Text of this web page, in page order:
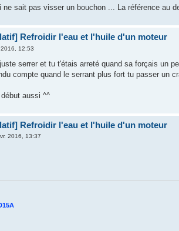
ne sait pas visser un bouchon ... La référence au
Refroidir l'eau et l'huile d'un moteur
12:53
serrer et tu t'étais arreté quand sa forçais un
compte quand le serrant plus fort tu passer un
aussi ^^
Refroidir l'eau et l'huile d'un moteur
2016, 13:37